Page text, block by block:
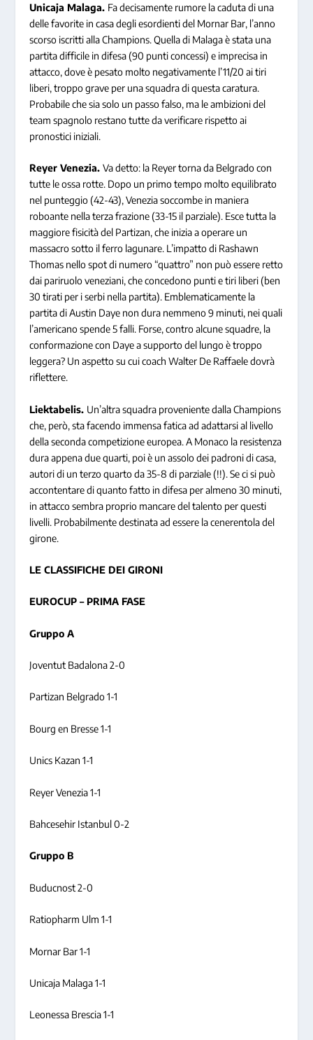
Unicaja Malaga. Fa decisamente rumore la caduta di una
delle favorite in casa degli esordienti del Mornar Bar, l’anno
scorso iscritti alla Champions. Quella di Malaga è stata una
partita difficile in difesa (90 punti concessi) e imprecisa in
attacco, dove è pesato molto negativamente l’11/20 ai tiri
liberi, troppo grave per una squadra di questa caratura.
Probabile che sia solo un passo falso, ma le ambizioni del
team spagnolo restano tutte da verificare rispetto ai
pronostici iniziali.
Reyer Venezia.Va detto: la Reyer torna da Belgrado con
tutte le ossa rotte. Dopo un primo tempo molto equilibrato
nel punteggio (42-43), Venezia soccombe in maniera
roboante nella terza frazione (33-15 il parziale). Esce tutta la
maggiore fisicità del Partizan, che inizia a operare un
massacro sotto il ferro lagunare. L’impatto di Rashawn
Thomas nello spot di numero “quattro” non può essere retto
dai pariruolo veneziani, che concedono punti e tiri liberi (ben
30 tirati per i serbi nella partita). Emblematicamente la
partita di Austin Daye non dura nemmeno 9 minuti, nei quali
l’americano spende 5 falli. Forse, contro alcune squadre, la
conformazione con Daye a supporto del lungo è troppo
leggera? Un aspetto su cui coach Walter De Raffaele dovrà
riflettere.
Liektabelis. Un’altra squadra proveniente dalla Champions
che, però, sta facendo immensa fatica ad adattarsi al livello
della seconda competizione europea. A Monaco la resistenza
dura appena due quarti, poi è un assolo dei padroni di casa,
autori di un terzo quarto da 35-8 di parziale (!!). Se ci si può
accontentare di quanto fatto in difesa per almeno 30 minuti,
in attacco sembra proprio mancare del talento per questi
livelli. Probabilmente destinata ad essere la cenerentola del
girone.
LE CLASSIFICHE DEI GIRONI
EUROCUP – PRIMA FASE
Gruppo A
Joventut Badalona 2-0
Partizan Belgrado 1-1
Bourg en Bresse 1-1
Unics Kazan 1-1
Reyer Venezia 1-1
Bahcesehir Istanbul 0-2
Gruppo B
Buducnost 2-0
Ratiopharm Ulm 1-1
Mornar Bar 1-1
Unicaja Malaga 1-1
Leonessa Brescia 1-1